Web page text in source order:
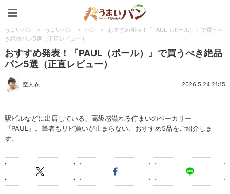
うまいパン > うまいパン > パン >
おすすめ発表！『PAUL（ポール）』で買うべ
き絶品パン5選（正直レビュー）
おすすめ発表！『PAUL（ポール）』で買うべき絶品
パン5選（正直レビュー）
空人衣 2026.5.24 21:15
駅ビルなどに出店している、高級感溢れる佇まいのベーカリー
『PAUL』。筆者もリピ買いが止まらない、おすすめ5品をご紹介しま
す。